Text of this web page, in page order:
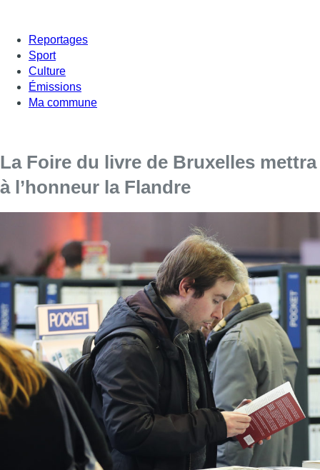
Reportages
Sport
Culture
Émissions
Ma commune
La Foire du livre de Bruxelles mettra
à l’honneur la Flandre